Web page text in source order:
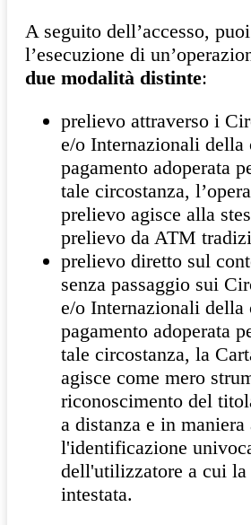
A seguito dell’accesso,
l’esecuzione di
due modalità distinte:
prelievo attraverso i
e/o Internazionali della
pagamento adoperata
tale circostanza,
prelievo agisce alla
prelievo da ATM
prelievo diretto sul
senza passaggio sui
e/o Internazionali della
pagamento adoperata
tale circostanza, la
agisce come mero
riconoscimento del
a distanza e in
l'identificazione
dell'utilizzatore a cui la
intestata.